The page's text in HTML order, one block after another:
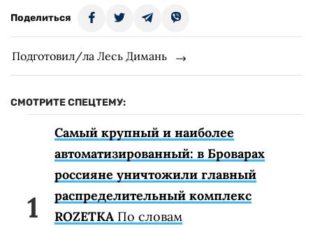
Поделиться
Подготовил/ла Лесь Димань
СМОТРИТЕ СПЕЦТЕМУ:
Самый крупный и наиболее
автоматизированный: в Броварах
россияне уничтожили главный
распределительный комплекс
ROZETKA По словам